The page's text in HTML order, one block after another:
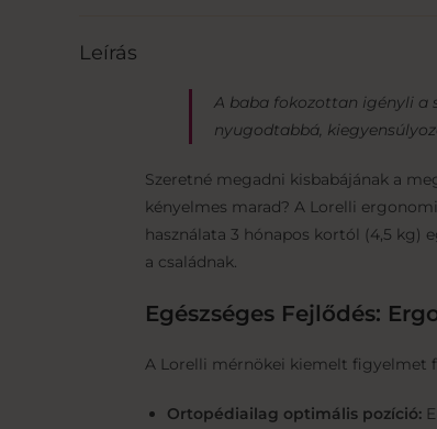
Leírás
A baba fokozottan igényli a
nyugodtabbá,
Szeretné megadni kisbabájának a
kényelmes marad? A Lorelli
használata 3 hónapos kortól (4,5 kg)
a családnak.
Egészséges Fejlődés:
A Lorelli mérnökei kiemelt figyelmet
Ortopédiailag optimális pozíció: